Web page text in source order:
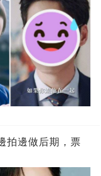
拍邊做后期，票